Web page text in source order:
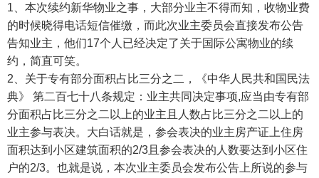
1、本次续约新华物业之事，大部分业主不得而知，收物业费
的时候晓得电话短信催缴，而此次业主委员会直接发布公告
告知业主，他们17个人已经决定了关于国际公寓物业的续
约，简直可笑。
2、关于专有部分面积占比三分之二，《中华人民共和国民法
典》 第二百七十八条规定：业主共同决定事项,应当由专有部
分面积占比三分之二以上的业主且人数占比三分之二以上的
业主参与表决。大白话就是，参会表决的业主房产证上住房
面积达到小区建筑面积的2/3且参会表决的人数要达到小区住
户的2/3。也就是说，本次业主委员会发布公告上所说的参与